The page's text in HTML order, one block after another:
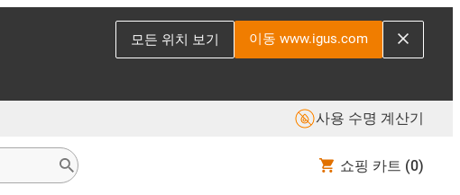
모든 위치 보기 이동 www.igus.com
사용 수명 계산기
쇼핑 카트 (0)